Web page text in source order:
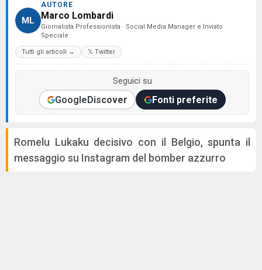
ML
AUTORE
Marco Lombardi
Giornalista Professionista · Social Media Manager e Inviato
Speciale
Tutti gli articoli → 𝕏 Twitter
Seguici su
GoogleDiscover Fonti preferite
Romelu Lukaku decisivo con il Belgio, spunta il
messaggio su Instagram del bomber azzurro